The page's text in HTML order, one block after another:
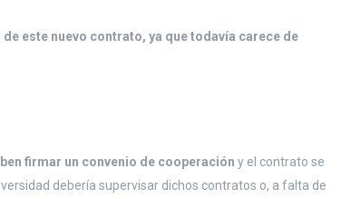
este nuevo contrato, ya que todavía carece de
firmar un convenio de cooperación y el contrato se
debería supervisar dichos contratos o, a falta de